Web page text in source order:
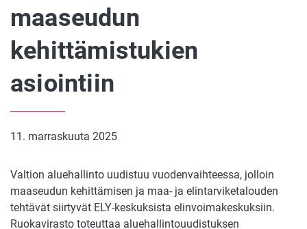
maaseudun
kehittämistukien
asiointiin
11. marraskuuta 2025
Valtion aluehallinto uudistuu vuodenvaihteessa, jolloin
maaseudun kehittämisen ja maa- ja elintarviketalouden
tehtävät siirtyvät ELY-keskuksista elinvoimakeskuksiin.
Ruokavirasto toteuttaa aluehallintouudistuksen